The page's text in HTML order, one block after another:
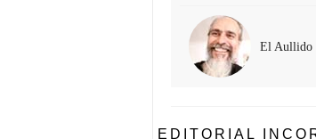
El Aullido
EDITORIAL